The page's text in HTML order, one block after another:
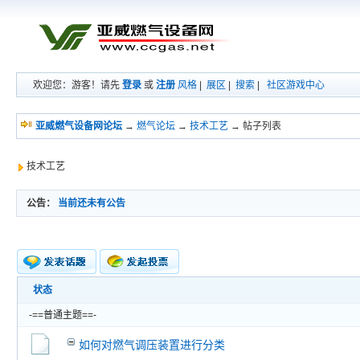
欢迎您：游客！请先登录 或注册 风格 |展区 |搜索 社区游戏中心
亚威燃气设备网论坛 →燃气论坛 →技术工艺 → 帖子列表
技术工艺
公告： 当前还未有公告
新的主题
投票帖
新小字报
状态
-==普通主题==-
如何对燃气调压装置进行分类